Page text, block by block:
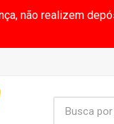
não realizem